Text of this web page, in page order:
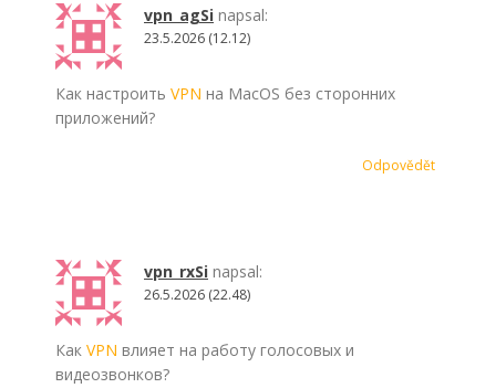
vpn_agSi napsal:
23.5.2026 (12.12)
Как настроить VPN на MacOS без сторонних
приложений?
Odpovědět
vpn_rxSi napsal:
26.5.2026 (22.48)
Как VPN влияет на работу голосовых и
видеозвонков?